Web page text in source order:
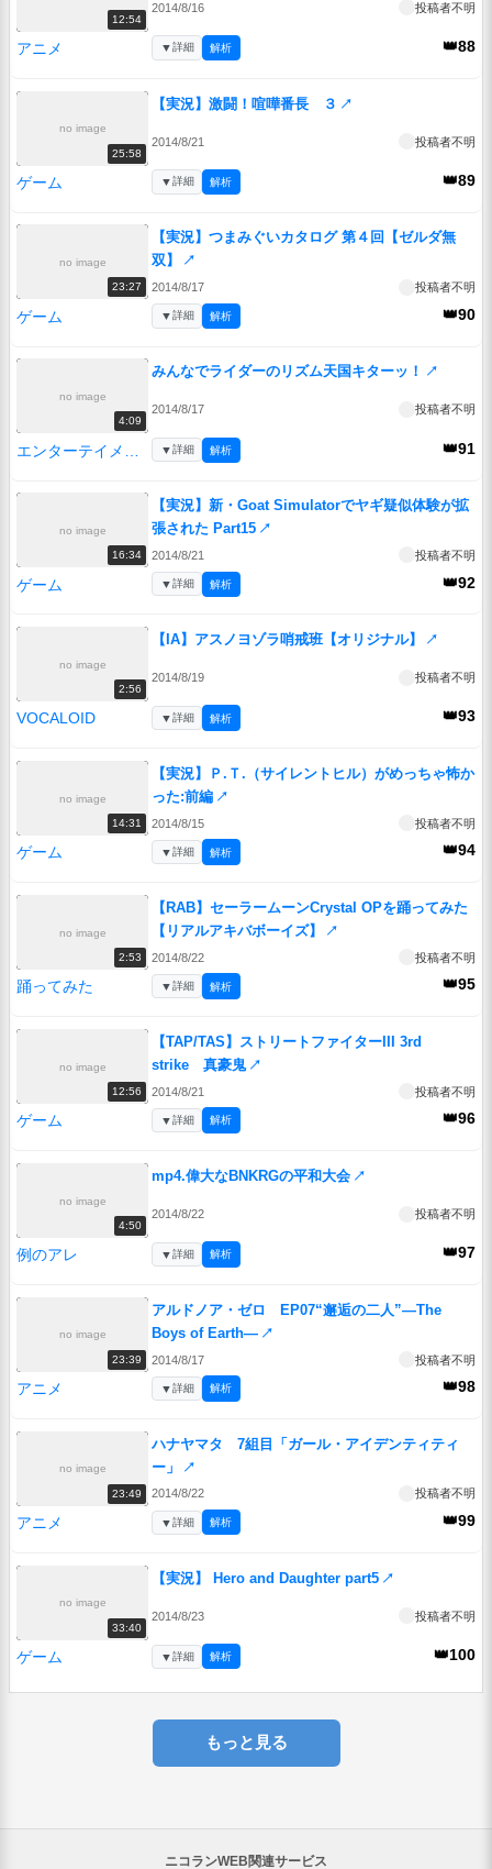
12:54
2014/8/16 投稿者不明
アニメ 👑88
▼詳細 解析
no image
25:58
【実況】激闘！喧嘩番長 ３ ↗
2014/8/21 投稿者不明
ゲーム 👑89
▼詳細 解析
no image
23:27
【実況】つまみぐいカタログ 第４回【ゼルダ無
双】
↗
2014/8/17 投稿者不明
ゲーム 👑90
▼詳細 解析
no image
4:09
みんなでライダーのリズム天国キターッ！ ↗
2014/8/17 投稿者不明
👑91
▼詳細 解析
no image
16:34
【実況】新・Goat Simulatorでヤギ疑似体験が拡
張された Part15 ↗
2014/8/21 投稿者不明
ゲーム 👑92
▼詳細 解析
no image
2:56
【IA】アスノヨゾラ哨戒班【オリジナル】 ↗
2014/8/19 投稿者不明
VOCALOID 👑93
▼詳細 解析
no image
14:31
【実況】Ｐ.Ｔ.（サイレントヒル）がめっちゃ怖か
った:前編 ↗
2014/8/15 投稿者不明
ゲーム 👑94
▼詳細 解析
no image
2:53
【RAB】セーラームーンCrystal OPを踊ってみた
【リアルアキバボーイズ】
↗
2014/8/22 投稿者不明
踊ってみた 👑95
▼詳細 解析
no image
12:56
【TAP/TAS】ストリートファイターIII 3rd
strike 真豪鬼 ↗
2014/8/21 投稿者不明
ゲーム 👑96
▼詳細 解析
no image
4:50
mp4.偉大なBNKRGの平和大会 ↗
2014/8/22 投稿者不明
例のアレ 👑97
▼詳細 解析
no image
23:39
アルドノア・ゼロ EP07“邂逅の二人”―The
Boys of Earth― ↗
2014/8/17 投稿者不明
アニメ 👑98
▼詳細 解析
no image
23:49
ハナヤマタ 7組目「ガール・アイデンティティ
ー」
↗
2014/8/22 投稿者不明
アニメ 👑99
▼詳細 解析
no image
33:40
【実況】 Hero and Daughter part5 ↗
2014/8/23 投稿者不明
ゲーム 👑100
▼詳細 解析
もっと見る
ニコランWEB関連サービス